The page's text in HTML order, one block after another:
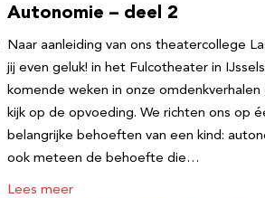
Autonomie – deel 2
Naar aanleiding van ons theatercollege
jij even geluk! in het Fulcotheater in
komende weken in onze omdenkverhalen
kijk op de opvoeding. We richten ons op
belangrijke behoeften van een kind:
ook meteen de behoefte die…
Lees meer